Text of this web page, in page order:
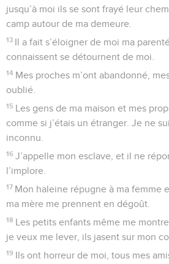
jusqu’à moi ils se sont frayé leur
camp autour de ma demeure.
13 Il a fait s’éloigner de moi ma
connaissent se détournent de moi.
14 Mes proches m’ont abandonné,
oublié.
15 Les gens de ma maison et mes
comme si j’étais un étranger. Je ne
inconnu.
16 J’appelle mon esclave, et il ne
l’implore.
17 Mon haleine répugne à ma femme
ma mère me prennent en dégoût.
18 Les petits enfants même me
je veux me lever, ils jasent sur mon
19 Ils ont horreur de moi, tous mes